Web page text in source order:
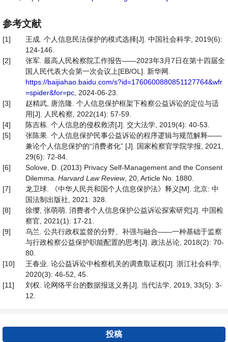
参考文献
[1]
王成. 个人信息民法保护的模式选择[J]. 中国社会科学, 2019(6):
124-146.
[2]
张军. 最高人民检察院工作报告——2023年3月7日在第十四届全
国人民代表大会第一次会议上[EB/OL]. 新华网.
https://baijiahao.baidu.com/s?id=1760600880851127764&wfr
=spider&for=pc , 2024-06-23.
[3]
赵精武, 唐浩隆. 个人信息保护框架下检察公益诉讼的定位与适
用[J]. 人民检察, 2022(14): 57-59.
[4]
陈吉栋. 个人信息的侵权救济[J]. 交大法学, 2019(4): 40-53.
[5]
张陈果. 个人信息保护民事公益诉讼的程序逻辑与规范解释——
兼论个人信息保护的“消费者化” [J]. 国家检察官学院学报, 2021,
29(6): 72-84.
[6]
Solove, D. (2013) Privacy Self-Management and the Consent
Dilemma. Harvard Law Review, 20, Article No. 1880.
[7]
龙卫球. 《中华人民共和国个人信息保护法》释义[M]. 北京: 中
国法制出版社, 2021: 328.
[8]
徐缨, 张萌萌. 消费者个人信息保护公益诉讼探索研究[J]. 中国检
察官, 2021(1): 17-21.
[9]
乌兰. 公共行政权监督的分野、补强与融合——一种基础于监察
与行政检察公益保护职能配置的思考[J]. 政法丛论, 2018(2): 70-
80.
[10]
王春业. 论公益诉讼中检察机关的调查取证权[J]. 浙江社会科学,
2020(3): 46-52, 45.
[11]
刘权. 论网络平台的数据报送义务[J]. 当代法学, 2019, 33(5): 3-
12.
投稿